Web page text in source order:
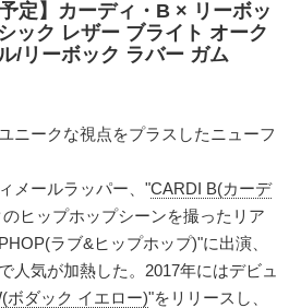
定】カーディ・B × リーボッ
ック レザー ブライト オーク
/リーボック ラバー ガム
ニークな視点をプラスしたニューフ
メールラッパー、"CARDI B(カーデ
ヒップホップシーンを撮ったリア
ラブ&ヒップホップ)"に出演、
人気が加熱した。2017年にはデビュ
ボダック イエロー)"をリリースし、